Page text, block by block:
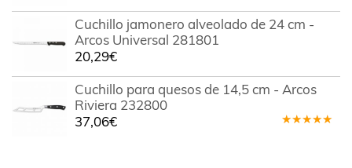
Cuchillo jamonero alveolado de 24 cm -
Arcos Universal 281801
20,29€
Cuchillo para quesos de 14,5 cm - Arcos
Riviera 232800
37,06€